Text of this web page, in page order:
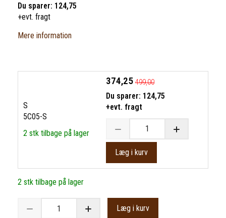
Du sparer: 124,75
+evt. fragt
Mere information
S
5C05-S
2 stk tilbage på lager
374,25 499,00
Du sparer: 124,75
+evt. fragt
Læg i kurv
2 stk tilbage på lager
Læg i kurv